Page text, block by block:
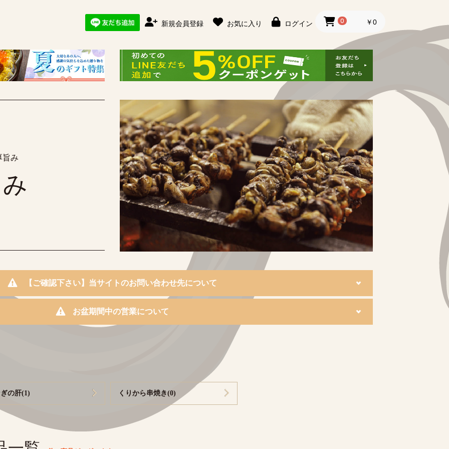
新規会員登録 お気に入り ログイン 0 ￥0
旨み
【ご確認下さい】当サイトのお問い合わせ先について
お盆期間中の営業について
の肝(1) くりから串焼き(0)